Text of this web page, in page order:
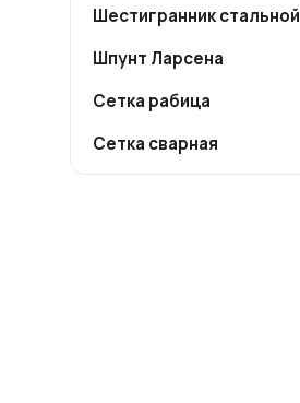
Шестигранник стальной
Шпунт Ларсена
Сетка рабица
Сетка сварная